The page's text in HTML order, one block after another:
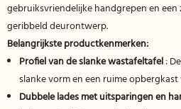
gebruiksvriendelijke handgrepen en
geribbeld deurontwerp.
Belangrijkste productkenmerken:
Profiel van de slanke wastafeltafel:
slanke vorm en een ruime
Dubbele lades met uitsparingen en